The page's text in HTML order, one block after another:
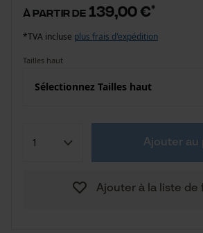
à partir de 139,00 €*
*TVA incluse plus frais d'expédition
Tailles haut
Sélectionnez Tailles haut
Ajouter au
Ajouter à la liste de